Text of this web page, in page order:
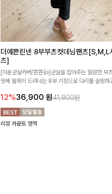
더예쁜린넨 8부부츠컷데님팬츠[S,M,L
즈]
[미운군살커버/쫀쫀👍]군살을 잡아주는 깔끔한 부
핏에 발목이 드러나는 8부 기장으로 다리를 슬림하
요~!
12%36,900 원41,900원
리뷰 카운트 영역